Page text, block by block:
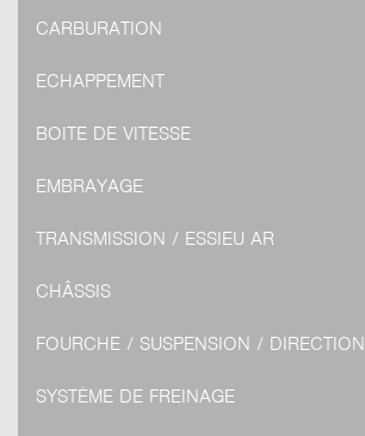
CARBURATION
ECHAPPEMENT
BOITE DE VITESSE
EMBRAYAGE
TRANSMISSION / ESSIEU AR
CHÂSSIS
FOURCHE / SUSPENSION / DIRECTION
SYSTÈME DE FREINAGE